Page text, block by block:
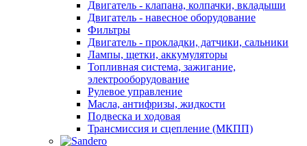
Двигатель - клапана, колпачки, вкладыши
Двигатель - навесное оборудование
Фильтры
Двигатель - прокладки, датчики, сальники
Лампы, щетки, аккумуляторы
Топливная система, зажигание,
электрооборудование
Рулевое управление
Масла, антифризы, жидкости
Подвеска и ходовая
Трансмиссия и сцепление (МКПП)